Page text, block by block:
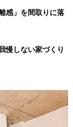
感」を間取りに落
慢しない家づくり